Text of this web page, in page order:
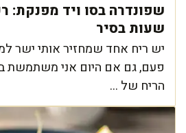
שפונדרה בסו ויד מפנקת:
שעות בסיר
יש ריח אחד שמחזיר אותי ישר
פעם, גם אם היום אני משתמשת
הריח של ...